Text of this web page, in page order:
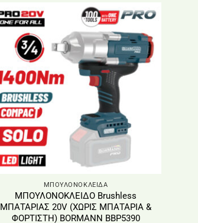
ΜΠΟΥΛΟΝΟΚΛΕΙΔΑ
ΜΠΟΥΛΟΝΟΚΛΕΙΔΟ Βrushless
ΜΠΑΤΑΡΙΑΣ 20V (ΧΩΡΙΣ ΜΠΑΤΑΡΙΑ &
ΦΟΡΤΙΣΤΗ) BORMANN BBP5390